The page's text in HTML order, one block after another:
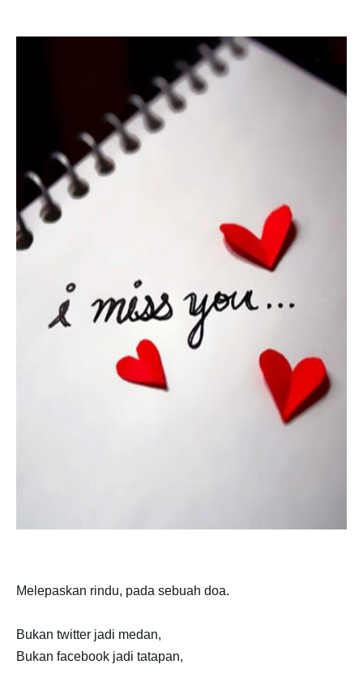
Melepaskan rindu, pada sebuah doa.
Bukan twitter jadi medan,
Bukan facebook jadi tatapan,